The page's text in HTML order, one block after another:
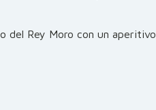
del Rey Moro con un aperitivo.